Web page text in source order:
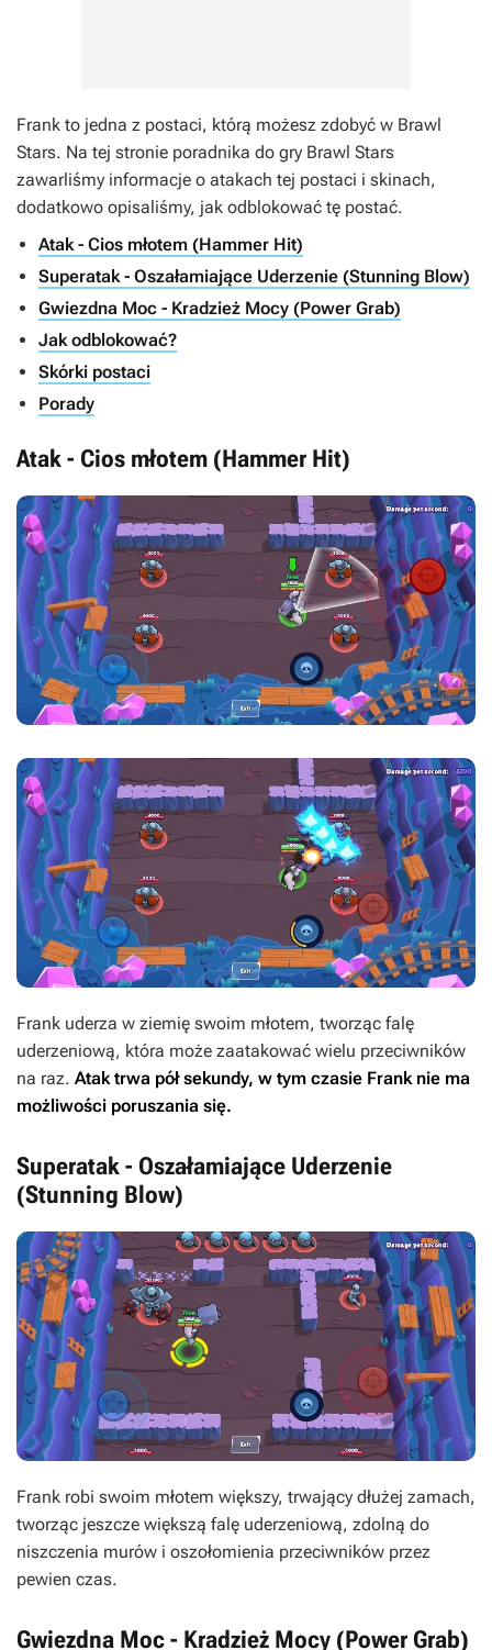
Frank to jedna z postaci, którą możesz zdobyć w Brawl
Stars. Na tej stronie poradnika do gry Brawl Stars
zawarliśmy informacje o atakach tej postaci i skinach,
dodatkowo opisaliśmy, jak odblokować tę postać.
Atak - Cios młotem (Hammer Hit)
Superatak - Oszałamiające Uderzenie (Stunning Blow)
Gwiezdna Moc - Kradzież Mocy (Power Grab)
Jak odblokować?
Skórki postaci
Porady
Atak - Cios młotem (Hammer Hit)
Frank uderza w ziemię swoim młotem, tworząc falę
uderzeniową, która może zaatakować wielu przeciwników
na raz. Atak trwa pół sekundy, w tym czasie Frank nie ma
możliwości poruszania się.
Superatak - Oszałamiające Uderzenie
(Stunning Blow)
Frank robi swoim młotem większy, trwający dłużej zamach,
tworząc jeszcze większą falę uderzeniową, zdolną do
niszczenia murów i oszołomienia przeciwników przez
pewien czas.
Gwiezdna Moc - Kradzież Mocy (Power Grab)